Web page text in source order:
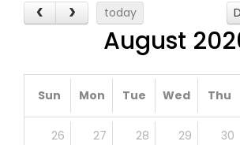
today
August
Sun Mon Tue Wed Thu
26 27 28 29 30